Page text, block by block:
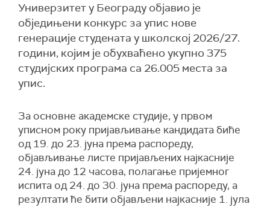
Универзитет у Београду објавио је
обједињени конкурс за упис нове
генерације студената у школској 2026/27.
години, којим је обухваћено укупно 375
студијских програма са 26.005 места за
упис.
За основне академске студије, у првом
уписном року пријављивање кандидата биће
од 19. до 23. јуна према распореду,
објављивање листе пријављених најкасније
24. јуна до 12 часова, полагање пријемног
испита од 24. до 30. јуна према распореду, а
резултати ће бити објављени најкасније 1. јула